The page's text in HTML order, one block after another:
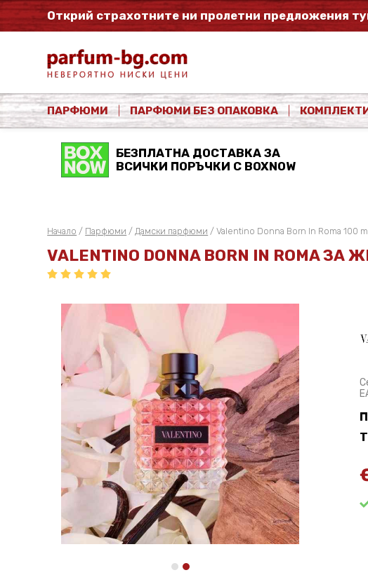
Открий страхотните ни пролетни предложения
ПАРФЮМИ ПАРФЮМИ БЕЗ ОПАКОВКА
БЕЗПЛАТНА ДОСТАВКА ЗА
ВСИЧКИ ПОРЪЧКИ С BOXNOW
Начало / Парфюми / Дамски парфюми / Valentino Donna Born In Roma 100
VALENTINO DONNA BORN IN ROMA